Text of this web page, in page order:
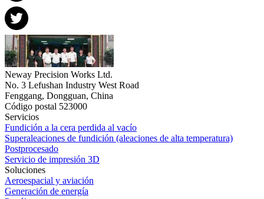
Neway Precision Works Ltd.
No. 3 Lefushan Industry West Road
Fenggang, Dongguan, China
Código postal 523000
Servicios
Fundición a la cera perdida al vacío
Superaleaciones de fundición (aleaciones de alta temperatura)
Postprocesado
Servicio de impresión 3D
Soluciones
Aeroespacial y aviación
Generación de energía